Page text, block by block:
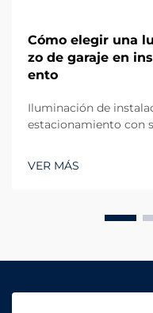
Cómo elegir una
zo de garaje en
ento
Iluminación de
estacionamiento con
instalaciones de
drásticamente con la
VER MÁS